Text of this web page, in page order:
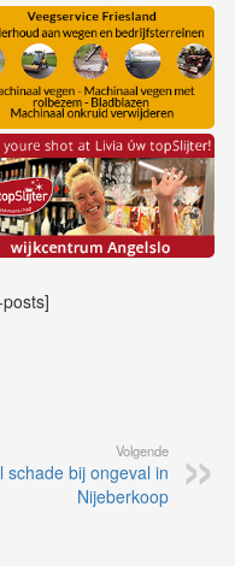
Volgende
schade bij ongeval in
Nijeberkoop